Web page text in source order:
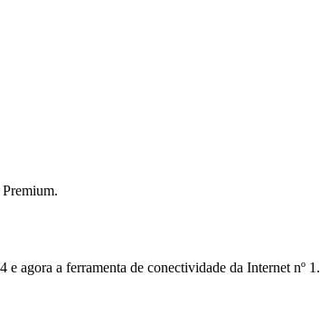
agora a ferramenta de conectividade da Internet nº 1.